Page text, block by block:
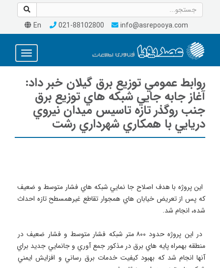
En 021-88102800 info@asrepooya.com
Toggle
روابط عمومي توزيع برق گيلان خبر داد:
آغاز جابه جايي شبكه هاي توزيع برق
جنب روگذر تازه تاسيس ميدان نيروي
دريايي با همكاري شهرداري رشت
اين پروژه با هدف اصلاح جا نمايي شبكه هاي فشار متوسط و ضعيف
كه پس از تعريض خيابان هاي همجوار تقاطع غيرهمسطح تازه احداث
در اين پروژه حدود ۸۰۰ متر شبكه فشار متوسط و فشار ضعيف در
منطقه بهمراه پايه هاي برق در مذكور جمع آوري و جانمايي جديد براي
آنها انجام شد كه بهبود كيفيت خدمات برق رساني و افزايش ايمني